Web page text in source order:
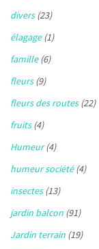
divers(23)
élagage(1)
famille(6)
fleurs(9)
fleurs des routes(22)
fruits(4)
Humeur(4)
humeur société(4)
insectes(13)
jardin balcon (91)
Jardin terrain (19)